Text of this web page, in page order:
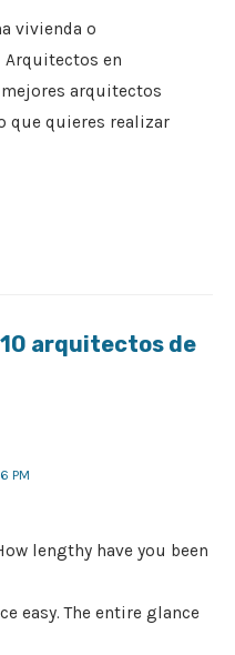
vivienda o
en
arquitectos
que quieres realizar
arquitectos de
PM
lengthy have you been
easy. The entire glance